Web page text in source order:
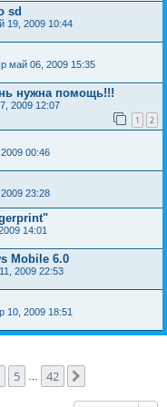
sd
19, 2009 10:44
май 06, 2009 15:35
нужна помощь!!!
2009 12:07
1 2
00:46
23:28
14:01
Mobile 6.0
2009 22:53
10, 2009 18:51
5 42